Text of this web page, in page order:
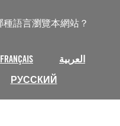
語言瀏覽本網站？
FRANÇAIS
العربية
РУССКИЙ